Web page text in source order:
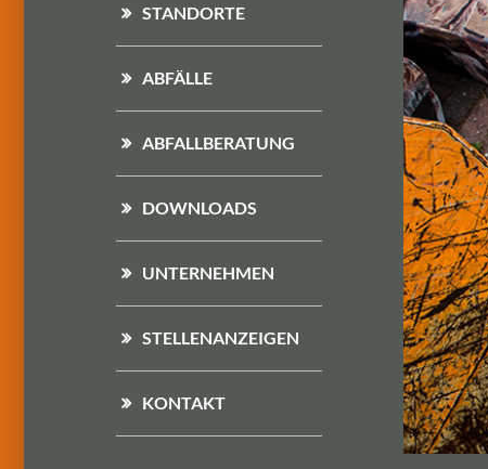
STANDORTE
ABFÄLLE
ABFALLBERATUNG
DOWNLOADS
UNTERNEHMEN
STELLENANZEIGEN
KONTAKT